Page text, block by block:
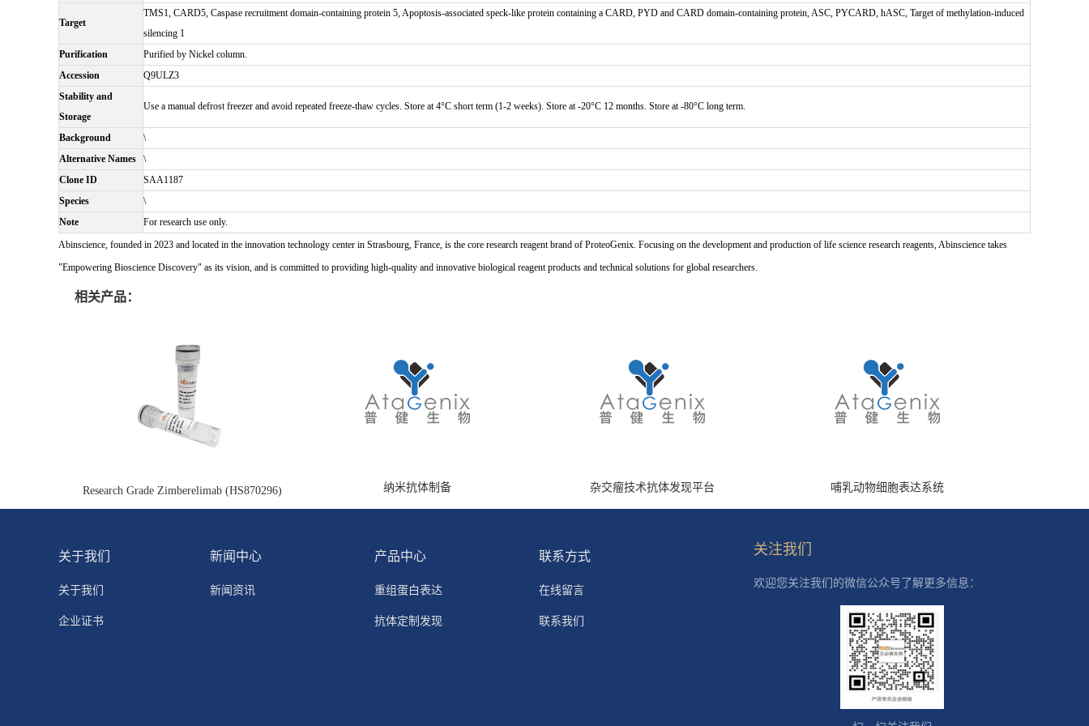
Target
TMS1, CARD5, Caspase recruitment domain-containing protein 5, Apoptosis-associated speck-like protein containing a CARD, PYD and CARD domain-containing protein, ASC, PYCARD, hASC, Target of methylation-induced
silencing 1
Purification
Purified by Nickel column.
Accession
Q9ULZ3
Stability and
Storage
Use a manual defrost freezer and avoid repeated freeze-thaw cycles. Store at 4°C short term (1-2 weeks). Store at -20°C 12 months. Store at -80°C long term.
Background
\
Alternative Names
\
Clone ID
SAA1187
Species
\
Note
For research use only.
Abinscience, founded in 2023 and located in the innovation technology center in Strasbourg, France, is the core research reagent brand of ProteoGenix. Focusing on the development and production of life science research reagents, Abinscience takes
"Empowering Bioscience Discovery" as its vision, and is committed to providing high-quality and innovative biological reagent products and technical solutions for global researchers.
相关产品：
Research Grade Zimberelimab (HS870296) 纳米抗体制备 杂交瘤技术抗体发现平台 哺乳动物细胞表达系统
关于我们
关于我们
企业证书
新闻中心
新闻资讯
产品中心
重组蛋白表达
抗体定制发现
联系方式
在线留言
联系我们
关注我们
欢迎您关注我们的微信公众号了解更多信息：